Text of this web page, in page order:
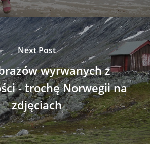
Next Post
wyrwanych z
- trochę Norwegii na
zdjęciach